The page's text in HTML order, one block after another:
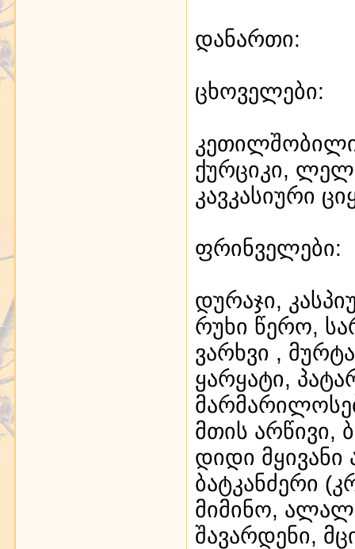
დანართი:
ცხოველები:
კეთილშობილი
ქურციკი,
კავკასიური
ფრინველები:
დურაჯი,
რუხი წერო,
ვარხვი ,
ყარყატი,
მთის არწივი,
დიდი მყივანი
ბატკანძერი
მიმინო,
შავარდენი,